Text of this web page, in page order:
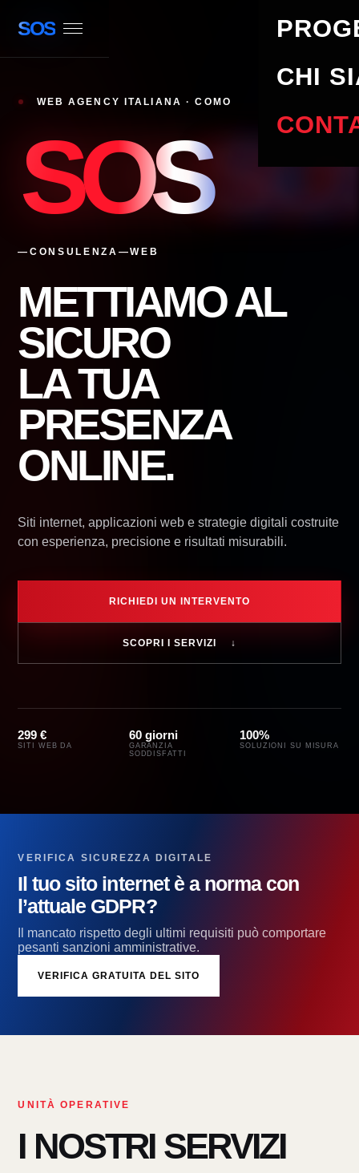
SOS
CHI
WEB AGENCY ITALIANA · COMO
SOS
—CONSULENZA—WEB
METTIAMO AL
SICURO
LA TUA
PRESENZA
ONLINE.
Siti internet, applicazioni web e strategie digitali costruite
con esperienza, precisione e risultati misurabili.
RICHIEDI UN INTERVENTO
SCOPRI I SERVIZI ↓
299 €
SITI WEB DA
60 giorni
GARANZIA
SODDISFATTI
100%
SOLUZIONI SU MISURA
VERIFICA SICUREZZA DIGITALE
Il tuo sito internet è a norma con
l’attuale GDPR?
Il mancato rispetto degli ultimi requisiti può comportare
pesanti sanzioni amministrative.
VERIFICA GRATUITA DEL SITO
UNITÀ OPERATIVE
I NOSTRI SERVIZI